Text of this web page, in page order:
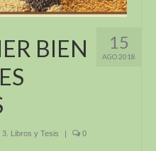
15
AGO 2018
BIEN
3. Libros y Tesis | 0